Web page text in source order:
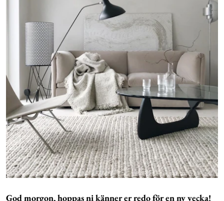
God morgon, hoppas ni känner er redo för en ny vecka!